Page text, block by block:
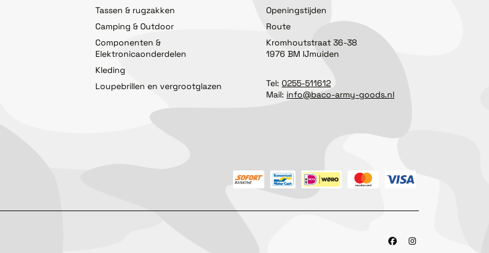
Tassen & rugzakken
Camping & Outdoor
Componenten &
Elektronicaonderdelen
Kleding
Loupebrillen en vergrootglazen
Openingstijden
Route
Kromhoutstraat 36-38
1976 BM IJmuiden
Tel: 0255-511612
Mail: info@baco-army-goods.nl